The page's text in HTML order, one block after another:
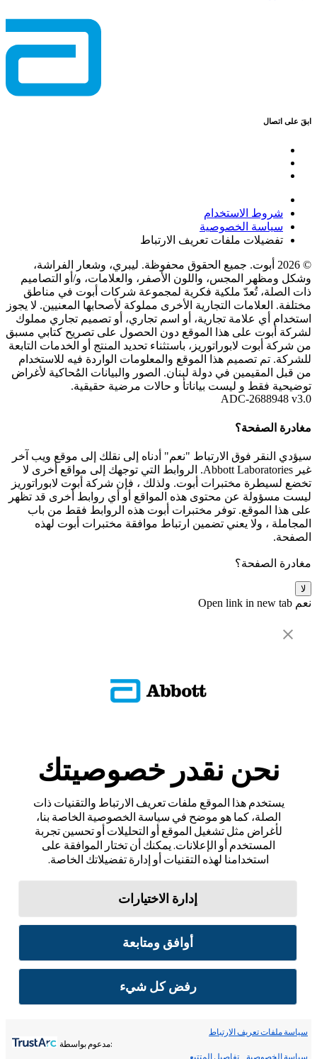
ابقَ على اتصال
شروط الاستخدام
سياسة الخصوصية
تفضيلات ملفات تعريف الارتباط
© 2026 أبوت. جميع الحقوق محفوظة. ليبري، وشعار الفراشة،
وشكل ومظهر المجس، واللون الأصفر، والعلامات، و/أو التصاميم
ذات الصلة، تُعدّ ملكية فكرية لمجموعة شركات أبوت في مناطق
مختلفة. العلامات التجارية الأخرى مملوكة لأصحابها المعنيين. لا يجوز
استخدام أي علامة تجارية، أو اسم تجاري، أو تصميم تجاري مملوك
لشركة أبوت على هذا الموقع دون الحصول على تصريح كتابي مسبق
من شركة أبوت لابوراتوريز، باستثناء تحديد المنتج أو الخدمات التابعة
للشركة. تم تصميم هذا الموقع والمعلومات الواردة فيه للاستخدام
من قبل المقيمين في دولة لبنان. الصور والبيانات المُحاكية لأغراض
توضيحية فقط و ليست بياناتأ و حالات مرضية حقيقية.
ADC-2688948 v3.0
مغادرة الصفحة؟
سيؤدي النقر فوق الارتباط "نعم" أدناه إلى نقلك إلى موقع ويب آخر
غير Abbott Laboratories. الروابط التي توجهك إلى مواقع أخرى لا
تخضع لسيطرة مختبرات أبوت. ولذلك ، فإن شركة أبوت لابوراتوريز
ليست مسؤولة عن محتوى هذه المواقع أو أي روابط أخرى قد تظهر
على هذا الموقع. توفر مختبرات أبوت هذه الروابط فقط من باب
المجاملة ، ولا يعني تضمين ارتباط موافقة مختبرات أبوت لهذه
الصفحة.
مغادرة الصفحة؟
لا
نعم Open link in new tab
نحن نقدر خصوصيتك
يستخدم هذا الموقع ملفات تعريف الارتباط والتقنيات ذات
الصلة، كما هو موضح في سياسة الخصوصية الخاصة بنا،
لأغراض مثل تشغيل الموقع أو التحليلات أو تحسين تجربة
المستخدم أو الإعلانات. يمكنك أن تختار الموافقة على
استخدامنا لهذه التقنيات أو إدارة تفضيلاتك الخاصة.
إدارة الاختيارات
أوافق ومتابعة
رفض كل شيء
سياسة ملفات تعريف الارتباط
سياسة الخصوصية تفاصيل المتتبع
:مدعوم بواسطة